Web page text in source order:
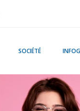
SOCIÉTÉ